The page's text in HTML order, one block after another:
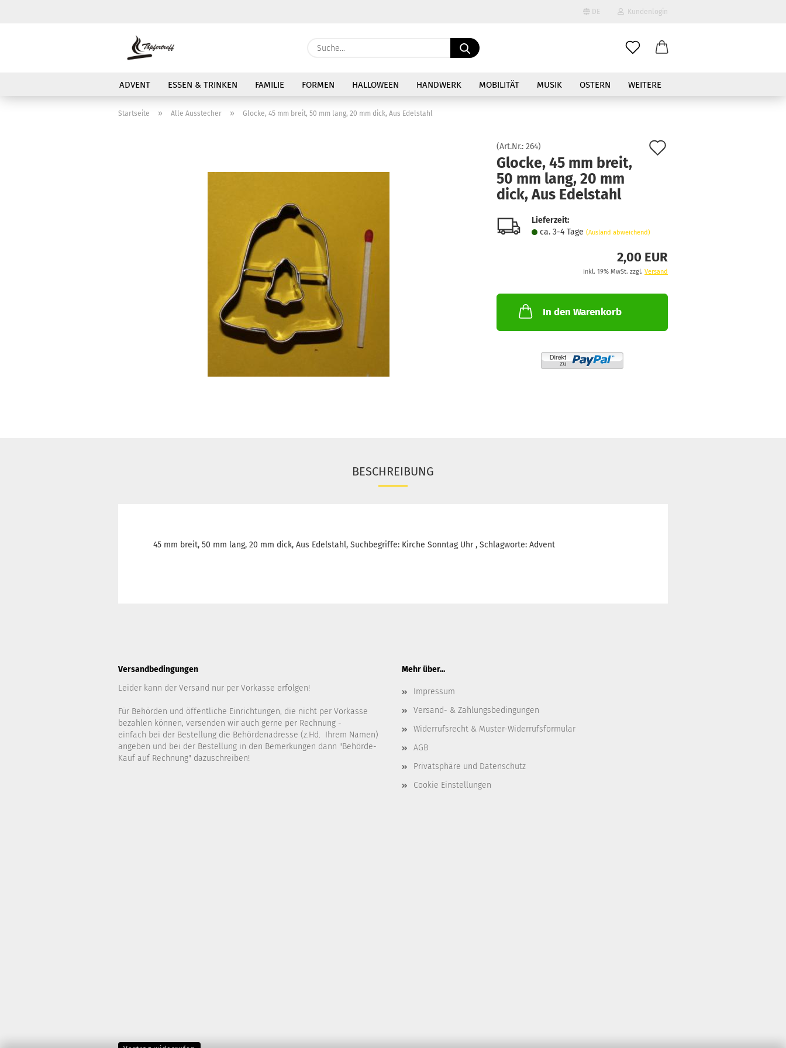
DE
Sprache auswählen
Lieferland
Kundenlogin
Konto erstellen
Passwort vergessen?
Suche...
ADVENT ESSEN & TRINKEN FAMILIE FORMEN HALLOWEEN HANDWERK MOBILITÄT MUSIK OSTERN WEITERE
Startseite » Alle Ausstecher » Glocke, 45 mm breit, 50 mm lang, 20 mm dick, Aus Edelstahl
(Art.Nr.: 264)
Glocke, 45 mm breit,
50 mm lang, 20 mm
dick, Aus Edelstahl
Lieferzeit:
ca. 3-4 Tage (Ausland abweichend)
2,00 EUR
inkl. 19% MwSt. zzgl. Versand
In den Warenkorb
BESCHREIBUNG
45 mm breit, 50 mm lang, 20 mm dick, Aus Edelstahl, Suchbegriffe: Kirche Sonntag Uhr , Schlagworte: Advent
Versandbedingungen
Leider kann der Versand nur per Vorkasse erfolgen!
Für Behörden und öffentliche Einrichtungen, die nicht per Vorkasse
bezahlen können, versenden wir auch gerne per Rechnung -
einfach bei der Bestellung die Behördenadresse (z.Hd. Ihrem Namen)
angeben und bei der Bestellung in den Bemerkungen dann "Behörde-
Kauf auf Rechnung" dazuschreiben!
Mehr über...
Impressum
Versand- & Zahlungsbedingungen
Widerrufsrecht & Muster-Widerrufsformular
AGB
Privatsphäre und Datenschutz
Cookie Einstellungen